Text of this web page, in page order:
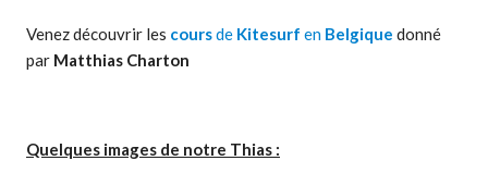
Venez découvrir les coursde Kitesurf en Belgique donné
par Matthias Charton
Quelques images de notre Thias :